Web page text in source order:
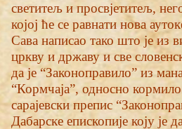
светитељ и просвјетитељ,
којој ће се равнати нова
Сава написао тако што је из
цркву и државу и све
да је “Законоправило” из
“Кормчаја”, односно
сарајевски препис
Дабарске епископије коју је